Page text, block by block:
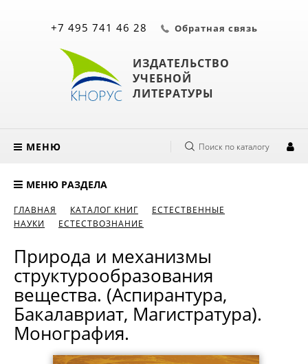
ИЗДАТЕЛЬСТВО
УЧЕБНОЙ
ЛИТЕРАТУРЫ
+7 495 741 46 28 Обратная связь
МЕНЮ Поиск по каталогу
МЕНЮ РАЗДЕЛА
ГЛАВНАЯ КАТАЛОГ КНИГ
ЕСТЕСТВЕННЫЕ
НАУКИ
ЕСТЕСТВОЗНАНИЕ
Природа и механизмы
структурообразования
вещества. (Аспирантура,
Бакалавриат, Магистратура).
Монография.